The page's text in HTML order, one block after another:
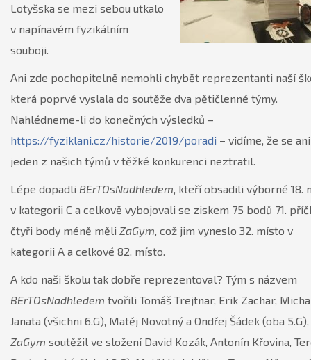
Lotyšska se mezi sebou utkalo
v napínavém fyzikálním
souboji.
Ani zde pochopitelně nemohli chybět reprezentanti naší
která poprvé vyslala do soutěže dva pětičlenné týmy.
Nahlédneme-li do konečných výsledků –
https://fyziklani.cz/historie/2019/poradi – vidíme, že se ani
jeden z našich týmů v těžké konkurenci neztratil.
Lépe dopadli BErTOsNadhledem, kteří obsadili výborné 18.
v kategorii C a celkově vybojovali se ziskem 75 bodů 71.
čtyři body méně měli ZaGym, což jim vyneslo 32. místo v
kategorii A a celkové 82. místo.
A kdo naši školu tak dobře reprezentoval? Tým s názvem
BErTOsNadhledem tvořili Tomáš Trejtnar, Erik Zachar,
Janata (všichni 6.G), Matěj Novotný a Ondřej Šádek (oba
ZaGym soutěžil ve složení David Kozák, Antonín Křovina,